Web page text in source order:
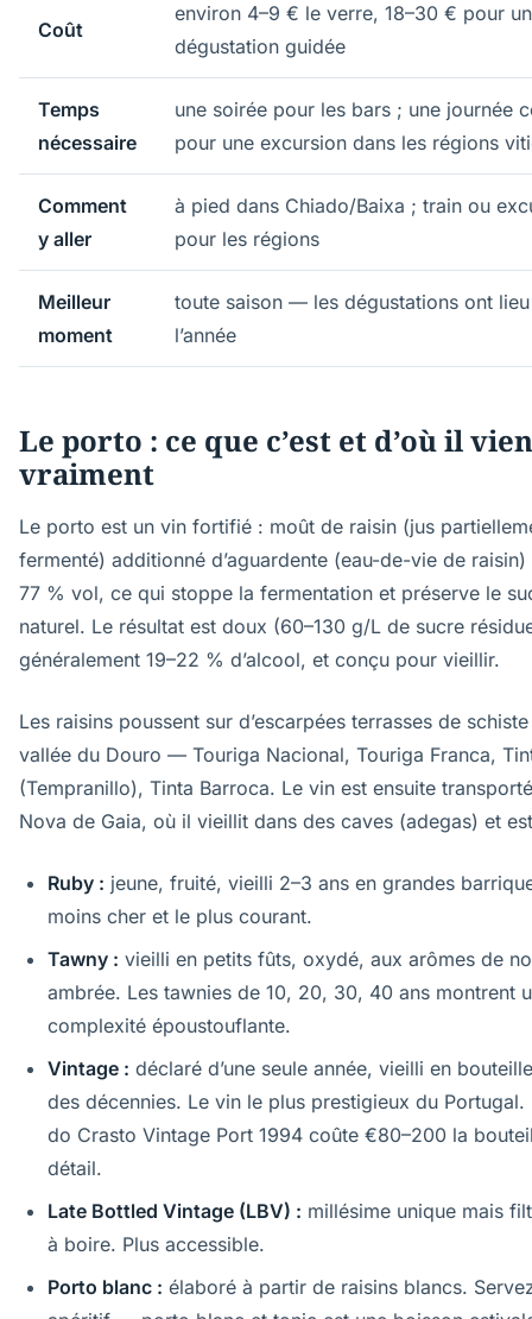
Coût
environ 4–9 € le verre, 18–30 € pour
dégustation guidée
Temps
nécessaire
une soirée pour les bars ; une journée
pour une excursion dans les régions
Comment
y aller
à pied dans Chiado/Baixa ; train ou
pour les régions
Meilleur
moment
toute saison — les dégustations ont
l’année
Le porto : ce que c’est et d’où il
vraiment
Le porto est un vin fortifié : moût de raisin (jus
fermenté) additionné d’aguardente (eau-de-vie de
77 % vol, ce qui stoppe la fermentation et préserve le
naturel. Le résultat est doux (60–130 g/L de sucre
généralement 19–22 % d’alcool, et conçu pour vieillir.
Les raisins poussent sur d’escarpées terrasses de
vallée du Douro — Touriga Nacional, Touriga Franca,
(Tempranillo), Tinta Barroca. Le vin est ensuite
Nova de Gaia, où il vieillit dans des caves (adegas) et
Ruby : jeune, fruité, vieilli 2–3 ans en grandes
moins cher et le plus courant.
Tawny : vieilli en petits fûts, oxydé, aux arômes de
ambrée. Les tawnies de 10, 20, 30, 40 ans montrent
complexité époustouflante.
Vintage : déclaré d’une seule année, vieilli en
des décennies. Le vin le plus prestigieux du Portugal.
do Crasto Vintage Port 1994 coûte €80–200 la
détail.
Late Bottled Vintage (LBV) : millésime unique mais
à boire. Plus accessible.
Porto blanc : élaboré à partir de raisins blancs.